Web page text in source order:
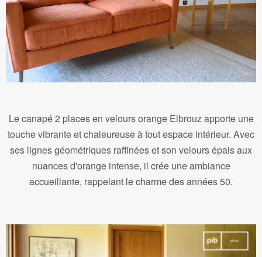
Le canapé 2 places en velours orange Elbrouz apporte une
touche vibrante et chaleureuse à tout espace intérieur. Avec
ses lignes géométriques raffinées et son velours épais aux
nuances d'orange intense, il crée une ambiance
accueillante, rappelant le charme des années 50.